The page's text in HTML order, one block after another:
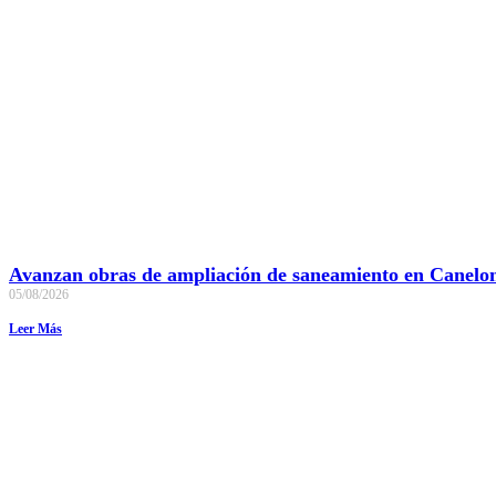
Avanzan obras de ampliación de saneamiento en
05/08/2026
Leer Más